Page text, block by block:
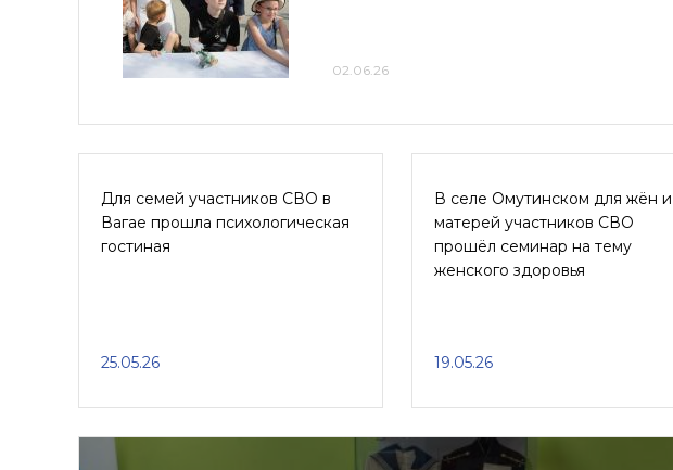
02.06.26
Для семей участников СВО в
Вагае прошла психологическая
гостиная
25.05.26
В селе Омутинском для жён и
матерей участников СВО
прошёл семинар на тему
женского здоровья
19.05.26